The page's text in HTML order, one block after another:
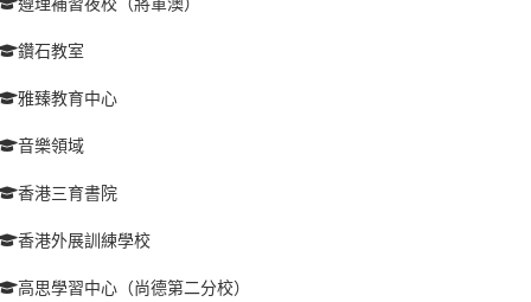
鑽石教室
雅臻教育中心
音樂領域
香港三育書院
香港外展訓練學校
高思學習中心（尚德第二分校）